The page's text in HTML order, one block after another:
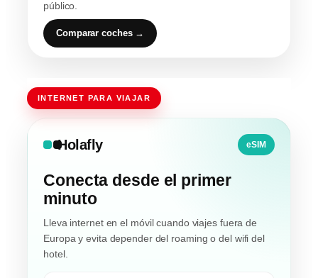
público.
Comparar coches →
INTERNET PARA VIAJAR
Holafly eSIM
Conecta desde el primer
minuto
Lleva internet en el móvil cuando viajes fuera de
Europa y evita depender del roaming o del wifi del
hotel.